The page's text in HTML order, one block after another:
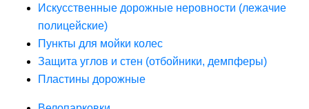
Искусственные дорожные неровности (лежачие
полицейские)
Пункты для мойки колес
Защита углов и стен (отбойники, демпферы)
Пластины дорожные